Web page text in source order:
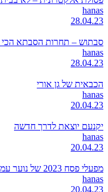
hanas
28.04.23
סבתוש – תחרות הסבתא הכי
hanas
28.04.23
הכבאית של גן אורי
hanas
20.04.23
יקנעם יוצאת לדרך חדשה
hanas
20.04.23
מפעלי פסח 2023 של נוער עמק יזרעאל
hanas
20.04.23